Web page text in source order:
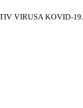
VIRUSA KOVID-19.